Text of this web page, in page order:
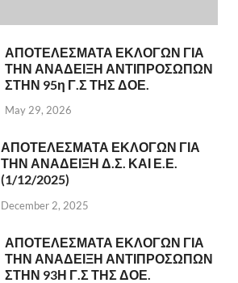
ΑΠΟΤΕΛΕΣΜΑΤΑ ΕΚΛΟΓΩΝ ΓΙΑ
ΤΗΝ ΑΝΑΔΕΙΞΗ ΑΝΤΙΠΡΟΣΩΠΩΝ
ΣΤΗΝ 95η Γ.Σ ΤΗΣ ΔΟΕ.
May 29, 2026
ΑΠΟΤΕΛΕΣΜΑΤΑ ΕΚΛΟΓΩΝ ΓΙΑ
ΤΗΝ ΑΝΑΔΕΙΞΗ Δ.Σ. ΚΑΙ Ε.Ε.
(1/12/2025)
December 2, 2025
ΑΠΟΤΕΛΕΣΜΑΤΑ ΕΚΛΟΓΩΝ ΓΙΑ
ΤΗΝ ΑΝΑΔΕΙΞΗ ΑΝΤΙΠΡΟΣΩΠΩΝ
ΣΤΗΝ 93Η Γ.Σ ΤΗΣ ΔΟΕ.